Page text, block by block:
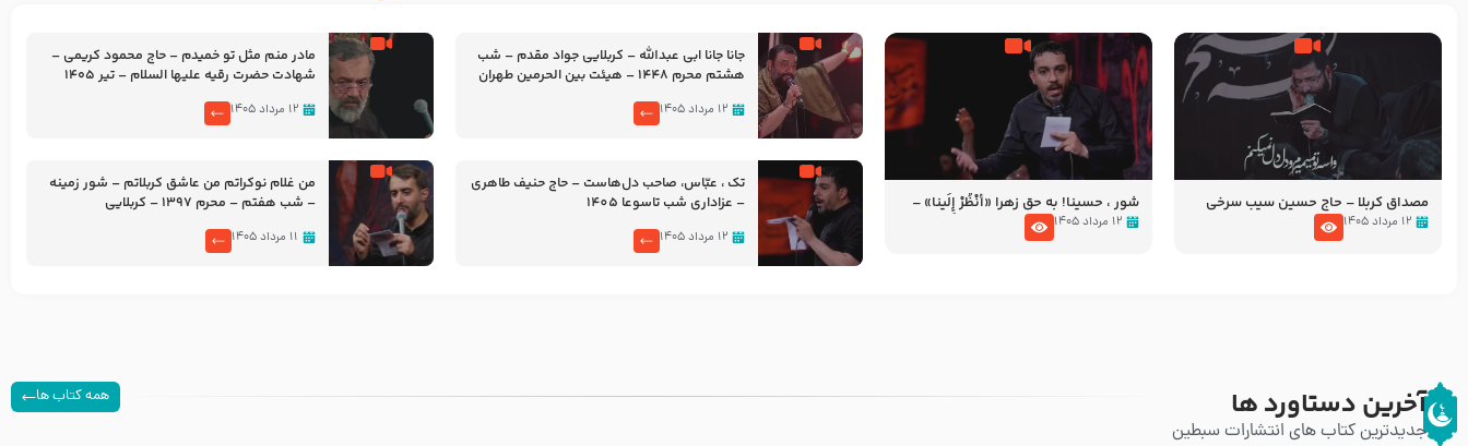
مصداق کربلا – حاج حسین سیب سرخی
۱۲ مرداد ۱۴۰۵
شور ، حسینا! به‌ حق زهرا «أُنْظُرْ إِلَینا» –
عزاداری شب هفتم ماه محرّم 1405
۱۲ مرداد ۱۴۰۵
جانا جانا ابی عبدالله – کربلایی جواد مقدم – شب
هشتم محرم 1448 – هیئت بین الحرمین طهران
۱۲ مرداد ۱۴۰۵
مادر منم مثل تو خمیدم – حاج محمود کریمی –
شهادت حضرت رقیه علیها السلام – تیر ۱۴۰۵
۱۲ مرداد ۱۴۰۵
تک ، عبّاس، صاحب دل‌هاست – حاج حنیف طاهری
– عزاداری شب تاسوعا 1405
۱۲ مرداد ۱۴۰۵
من غلام نوکراتم من عاشق کربلاتم – شور زمینه
– شب هفتم – محرم 1397 – کربلایی
۱۱ مرداد ۱۴۰۵
آخرین دستاورد ها
جدیدترین کتاب های انتشارات سبطین
همه کتاب ها